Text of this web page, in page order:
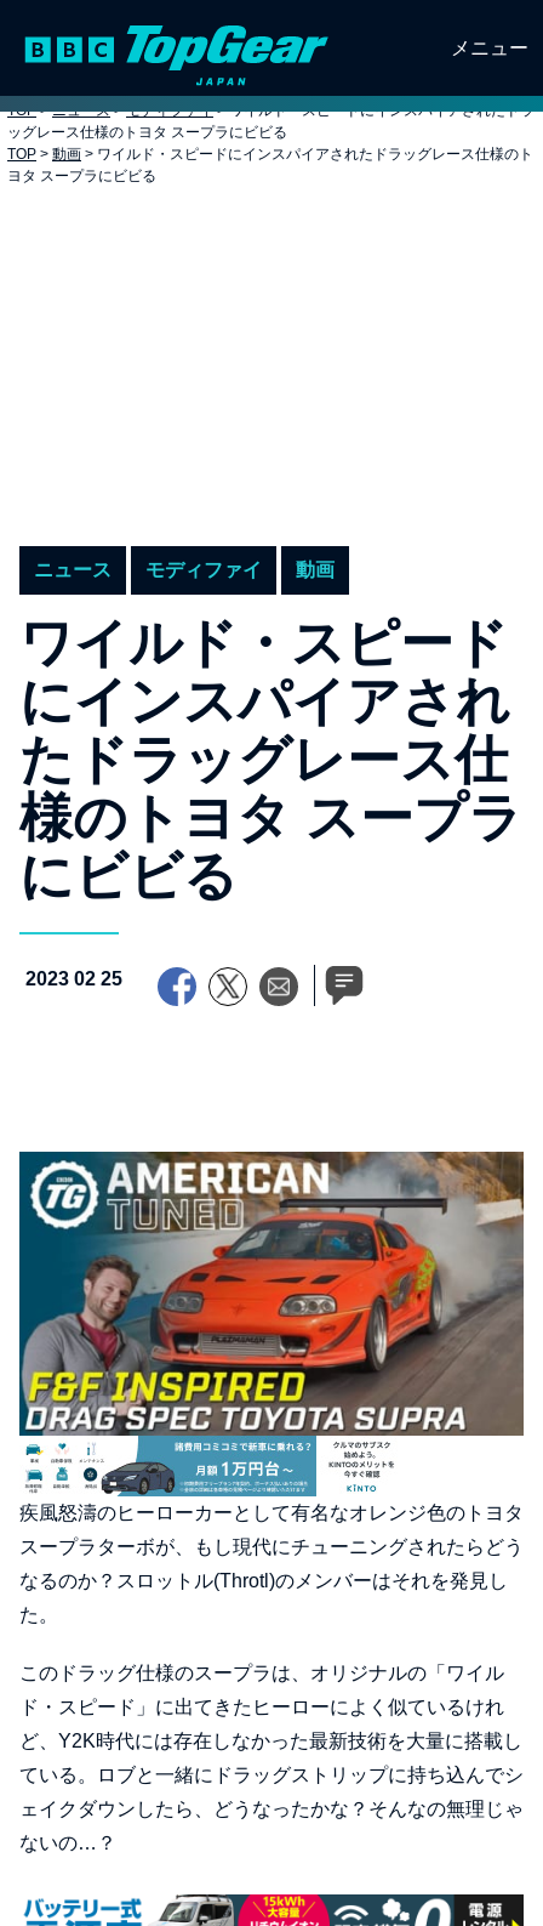
メニュー
TOP > ニュース > モディファイ > ワイルド・スピードにインスパイアされたドラ
ッグレース仕様のトヨタ スープラにビビる
TOP > 動画 > ワイルド・スピードにインスパイアされたドラッグレース仕様のト
ヨタ スープラにビビる
ニュース モディファイ 動画
ワイルド・スピード
にインスパイアされ
たドラッグレース仕
様のトヨタ スープラ
にビビる
2023 02 25
疾風怒濤のヒーローカーとして有名なオレンジ色のトヨタ
スープラターボが、もし現代にチューニングされたらどう
なるのか？スロットル(Throtl)のメンバーはそれを発見し
た。
このドラッグ仕様のスープラは、オリジナルの「ワイル
ド・スピード」に出てきたヒーローによく似ているけれ
ど、Y2K時代には存在しなかった最新技術を大量に搭載し
ている。ロブと一緒にドラッグストリップに持ち込んでシ
ェイクダウンしたら、どうなったかな？そんなの無理じゃ
ないの…？